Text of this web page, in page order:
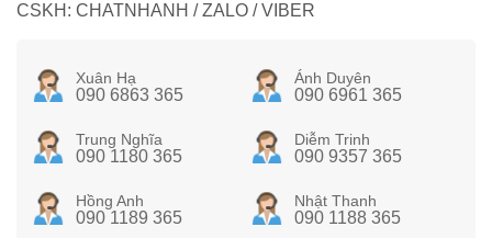
CSKH: CHATNHANH / ZALO / VIBER
Xuân Hạ
090 6863 365
Ánh Duyên
090 6961 365
Trung Nghĩa
090 1180 365
Diễm Trinh
090 9357 365
Hồng Anh
090 1189 365
Nhật Thanh
090 1188 365